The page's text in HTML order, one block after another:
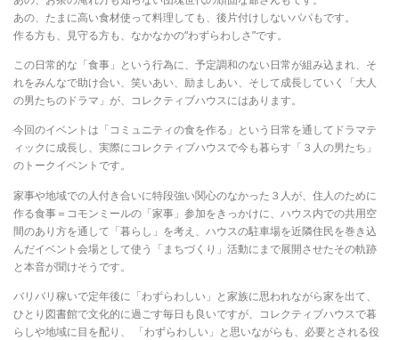
あの、たまに高い食材使って料理しても、後片付けしないパパもです。
作る方も、見守る方も、なかなかの“わずらわしさ”です。
この日常的な「食事」という行為に、予定調和のない日常が組み込まれ、そ
れをみんなで助け合い、笑いあい、励ましあい、そして成長していく「大人
の男たちのドラマ」が、コレクティブハウスにはあります。
今回のイベントは「コミュニティの食を作る」という日常を通してドラマテ
ィックに成長し、実際にコレクティブハウスで今も暮らす「３人の男たち」
のトークイベントです。
家事や地域での人付き合いに特段強い関心のなかった３人が、住人のために
作る食事＝コモンミールの「家事」参加をきっかけに、ハウス内での共用空
間のあり方を通して「暮らし」を考え、ハウスの駐車場を近隣住民を巻き込
んだイベント会場として使う「まちづくり」活動にまで展開させたその軌跡
と本音が聞けそうです。
バリバリ稼いで定年後に「わずらわしい」と家族に思われながら家を出て、
ひとり図書館で文化的に過ごす毎日も良いですが、コレクティブハウスで暮
らしや地域に目を配り、 「わずらわしい」と思いながらも、必要とされる役